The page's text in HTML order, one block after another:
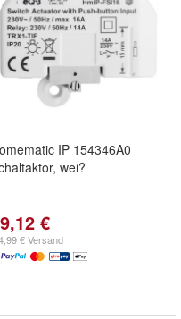
IP 154346A0
wei?
€
€ Versand